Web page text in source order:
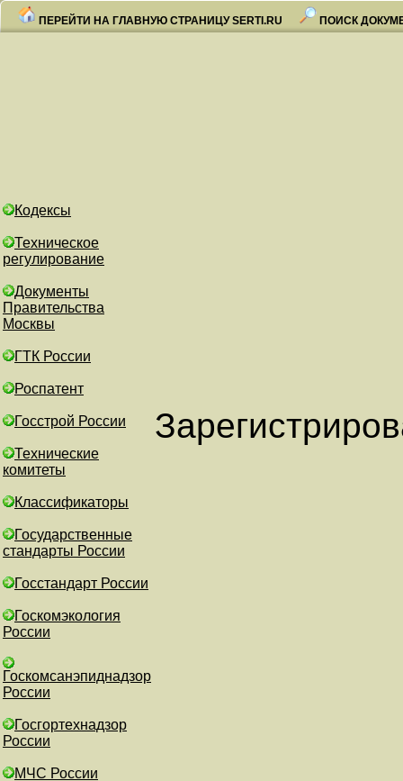
ПЕРЕЙТИ НА ГЛАВНУЮ СТРАНИЦУ SERTI.RU ПОИСК
Кодексы
Техническое
регулирование
Документы
Правительства
Москвы
ГТК России
Роспатент
Госстрой России
Технические
комитеты
Классификаторы
Государственные
стандарты России
Госстандарт России
Госкомэкология
России
Госкомсанэпиднадзор
России
Госгортехнадзор
России
МЧС России